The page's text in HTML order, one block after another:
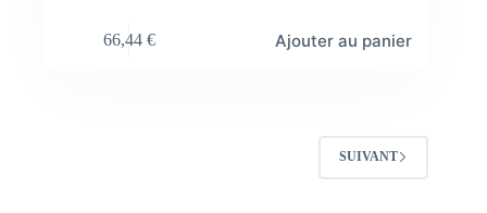
66,44 € Ajouter au panier
SUIVANT